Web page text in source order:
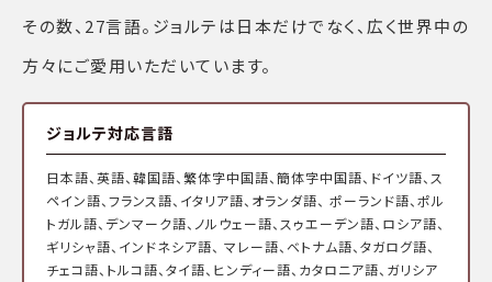
その数、27言語。ジョルテは日本だけでなく、広く世界中の
方々にご愛用いただいています。
ジョルテ対応言語
日本語、英語、韓国語、繁体字中国語、簡体字中国語、ドイツ語、ス
ペイン語、フランス語、イタリア語、オランダ語、 ポーランド語、ポル
トガル語、デンマーク語、ノルウェー語、スゥエーデン語、ロシア語、
ギリシャ語、インドネシア語、 マレー語、ベトナム語、タガログ語、
チェコ語、トルコ語、タイ語、ヒンディー語、カタロニア語、ガリシア